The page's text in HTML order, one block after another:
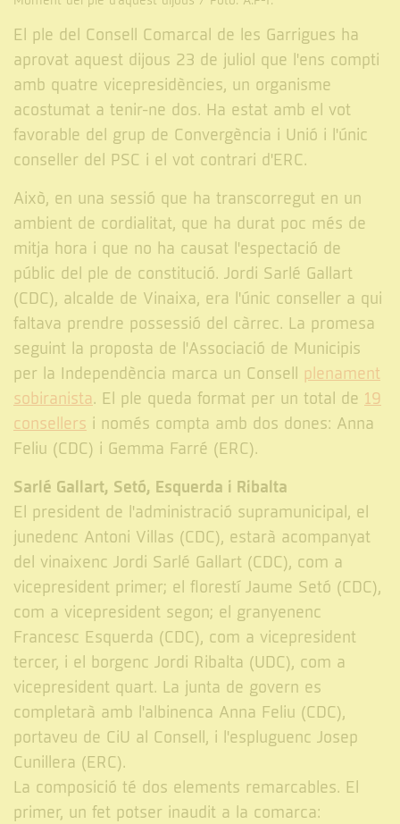
El ple del Consell Comarcal de les Garrigues ha
aprovat aquest dijous 23 de juliol que l'ens compti
amb quatre vicepresidències, un organisme
acostumat a tenir-ne dos. Ha estat amb el vot
favorable del grup de Convergència i Unió i l'únic
conseller del PSC i el vot contrari d'ERC.
Això, en una sessió que ha transcorregut en un
ambient de cordialitat, que ha durat poc més de
mitja hora i que no ha causat l'espectació de
públic del ple de constitució. Jordi Sarlé Gallart
(CDC), alcalde de Vinaixa, era l'únic conseller a qui
faltava prendre possessió del càrrec. La promesa
seguint la proposta de l'Associació de Municipis
per la Independència marca un Consell plenament
sobiranista. El ple queda format per un total de 19
consellers i només compta amb dos dones: Anna
Feliu (CDC) i Gemma Farré (ERC).
Sarlé Gallart, Setó, Esquerda i Ribalta
El president de l'administració supramunicipal, el
junedenc Antoni Villas (CDC), estarà acompanyat
del vinaixenc Jordi Sarlé Gallart (CDC), com a
vicepresident primer; el florestí Jaume Setó (CDC),
com a vicepresident segon; el granyenenc
Francesc Esquerda (CDC), com a vicepresident
tercer, i el borgenc Jordi Ribalta (UDC), com a
vicepresident quart. La junta de govern es
completarà amb l'albinenca Anna Feliu (CDC),
portaveu de CiU al Consell, i l'espluguenc Josep
Cunillera (ERC).
La composició té dos elements remarcables. El
primer, un fet potser inaudit a la comarca: